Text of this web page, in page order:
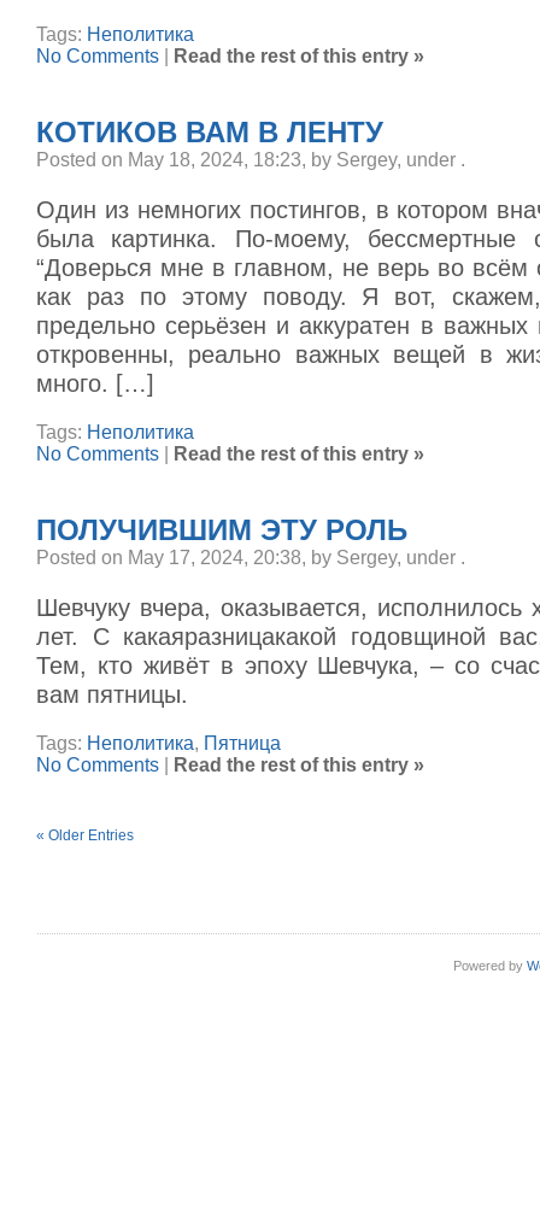
Tags: Неполитика
No Comments
Read the rest of this entry »
КОТИКОВ ВАМ В ЛЕНТУ
Posted on May 18, 2024, 18:23, by Sergey, under .
Один из немногих постингов, в котором
была картинка. По-моему, бессмертные
“Доверься мне в главном, не верь во всём
как раз по этому поводу. Я вот,
предельно серьёзен и аккуратен в
откровенны, реально важных вещей в
много. […]
Tags: Неполитика
No Comments
Read the rest of this entry »
ПОЛУЧИВШИМ ЭТУ РОЛЬ
Posted on May 17, 2024, 20:38, by Sergey, under .
Шевчуку вчера, оказывается, исполнилось
лет. С какаяразницакакой годовщиной
Тем, кто живёт в эпоху Шевчука, – со
вам пятницы.
Tags: Неполитика, Пятница
No Comments
Read the rest of this entry »
« Older Entries
Powered by